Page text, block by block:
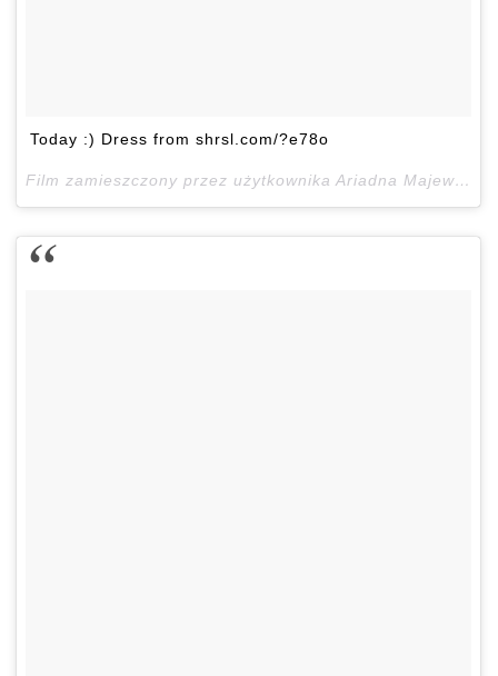
Today :) Dress from shrsl.com/?e78o
Film zamieszczony przez użytkownika Ariadna Majewska (@ari_maj)